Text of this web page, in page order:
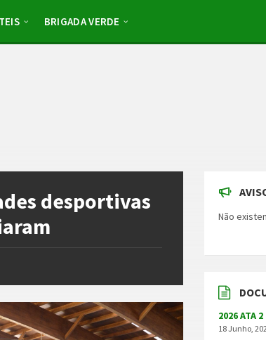
BRIGADA VERDE
desportivas
Não
2026 ATA
18 Junho,